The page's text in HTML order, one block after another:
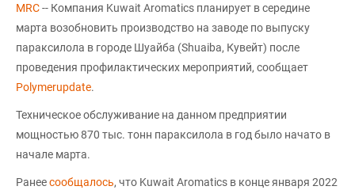
MRC-- Компания Kuwait Aromatics планирует в середине
марта возобновить производство на заводе по выпуску
параксилола в городе Шуайба (Shuaiba, Кувейт) после
проведения профилактических мероприятий, сообщает
Polymerupdate.
Техническое обслуживание на данном предприятии
мощностью 870 тыс. тонн параксилола в год было начато в
начале марта.
Ранеесообщалось, что Kuwait Aromatics в конце января 2022